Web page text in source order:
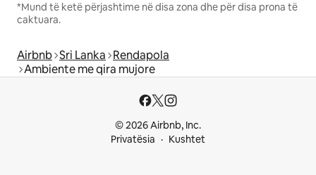
*Mund të ketë përjashtime në disa zona dhe për disa prona të
caktuara.
Airbnb Sri Lanka Rendapola
Ambiente me qira mujore
© 2026 Airbnb, Inc.
Privatësia
Kushtet